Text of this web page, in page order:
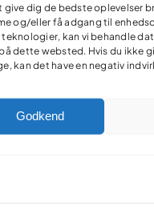
give dig de bedste oplevelser
og/eller få adgang til
teknologier, kan vi behandle
dette websted. Hvis du ikke
kan det have en negativ
Godkend
Facebook
X Reddit